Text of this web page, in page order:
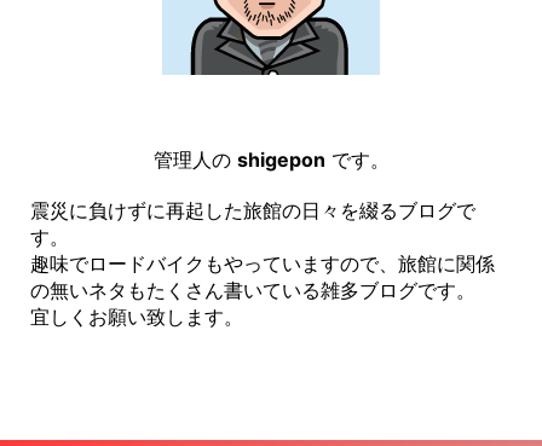
管理人の shigepon です。
震災に負けずに再起した旅館の日々を綴るブログで
す。
趣味でロードバイクもやっていますので、旅館に関係
の無いネタもたくさん書いている雑多ブログです。
宜しくお願い致します。